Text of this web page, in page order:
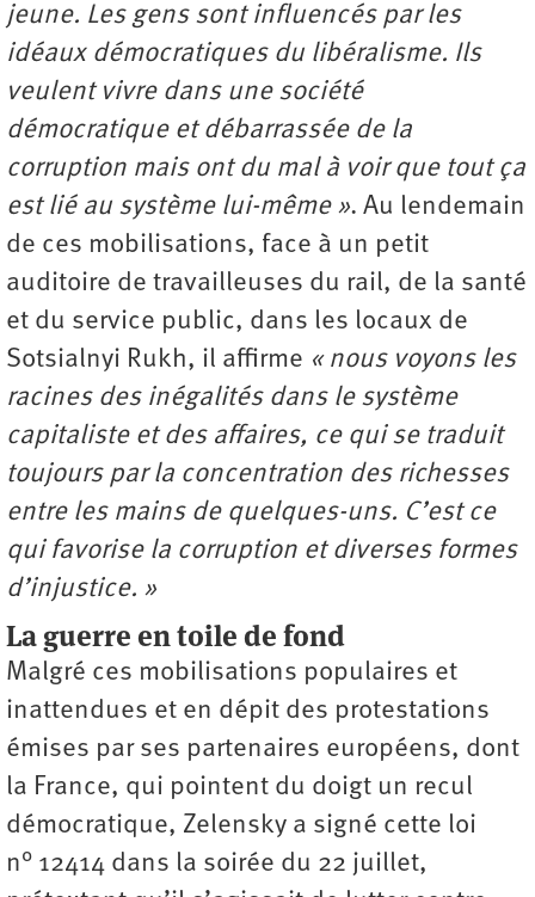
jeune. Les gens sont influencés par les
idéaux démocratiques du libéralisme. Ils
veulent vivre dans une société
démocratique et débarrassée de la
corruption mais ont du mal à voir que tout ça
est lié au système lui-même ». Au lendemain
de ces mobilisations, face à un petit
auditoire de travailleuses du rail, de la santé
et du service public, dans les locaux de
Sotsialnyi Rukh, il affirme « nous voyons les
racines des inégalités dans le système
capitaliste et des affaires, ce qui se traduit
toujours par la concentration des richesses
entre les mains de quelques-uns. C’est ce
qui favorise la corruption et diverses formes
d’injustice. »
La guerre en toile de fond
Malgré ces mobilisations populaires et
inattendues et en dépit des protestations
émises par ses partenaires européens, dont
la France, qui pointent du doigt un recul
démocratique, Zelensky a signé cette loi
n° 12414 dans la soirée du 22 juillet,